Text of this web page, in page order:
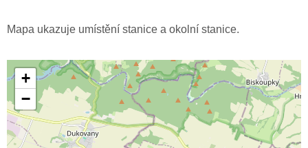
Mapa ukazuje umístění stanice a okolní stanice.
+
−